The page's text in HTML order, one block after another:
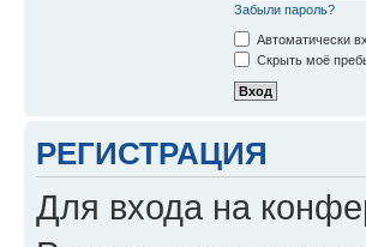
Забыли пароль?
Автоматически
Скрыть моё
РЕГИСТРАЦИЯ
Для входа на